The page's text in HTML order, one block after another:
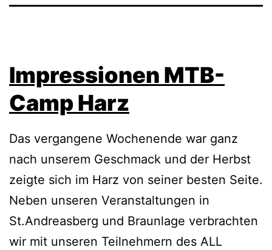
Impressionen MTB-
Camp Harz
Das vergangene Wochenende war ganz
nach unserem Geschmack und der Herbst
zeigte sich im Harz von seiner besten Seite.
Neben unseren Veranstaltungen in
St.Andreasberg und Braunlage verbrachten
wir mit unseren Teilnehmern des ALL